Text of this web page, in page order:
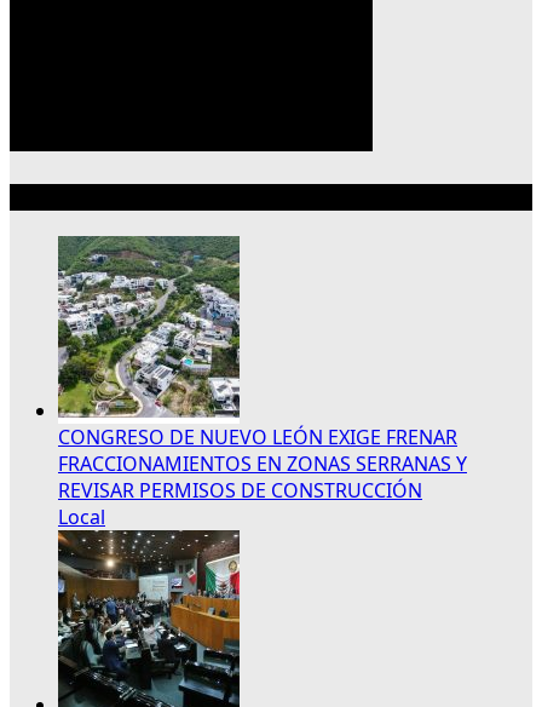
CONGRESO DE NUEVO LEÓN EXIGE FRENAR
FRACCIONAMIENTOS EN ZONAS SERRANAS Y
REVISAR PERMISOS DE CONSTRUCCIÓN
Local